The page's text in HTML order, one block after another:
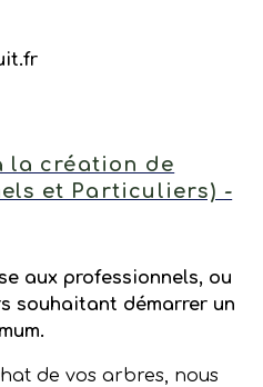
la création de
et Particuliers) -
aux professionnels, ou
souhaitant démarrer un
de vos arbres, nous